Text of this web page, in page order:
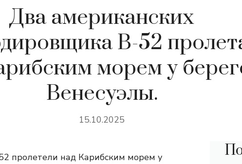
Два американских
B-52
морем у
Венесуэлы.
15.10.2025
пролетели над Карибским морем у